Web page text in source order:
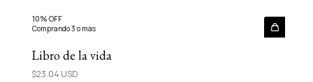
10% OFF
Comprando 3 o más
Libro de la vida
$23.04 USD